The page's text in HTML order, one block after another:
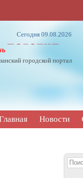
Сегодня 09.08.2026
городской портал
Новости